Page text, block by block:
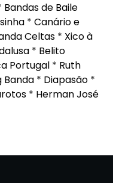
Bandas de Baile
* Canário e
Celtas * Xico à
* Belito
Portugal * Ruth
Banda * Diapasão *
* Herman José